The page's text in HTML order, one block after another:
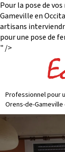
Pour la pose de
Gameville en
artisans
pour une pose de
" />
Professionnel pour
Orens-de-
Panneau de